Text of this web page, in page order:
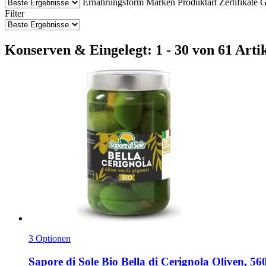
Filter
Konserven & Eingelegt: 1 - 30 von 61
3 Optionen
Sapore di Sole Bio Bella di Cerignola Oliven,